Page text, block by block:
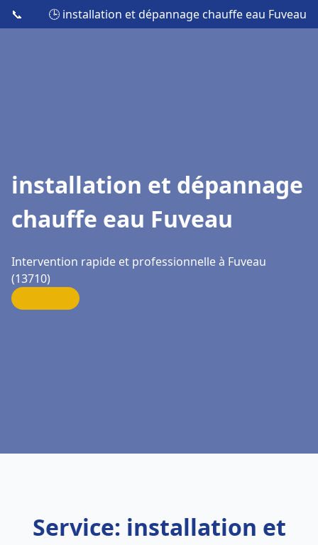
📞 🕒 installation et dépannage chauffe eau Fuveau
installation et dépannage
chauffe eau Fuveau
Intervention rapide et professionnelle à Fuveau
(13710)
Service: installation et